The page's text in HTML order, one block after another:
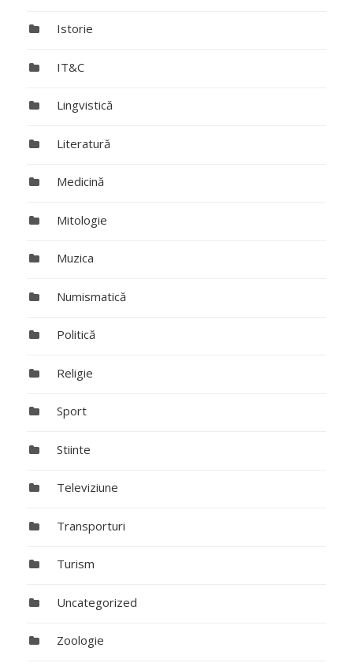
Istorie
IT&C
Lingvistică
Literatură
Medicină
Mitologie
Muzica
Numismatică
Politică
Religie
Sport
Stiinte
Televiziune
Transporturi
Turism
Uncategorized
Zoologie